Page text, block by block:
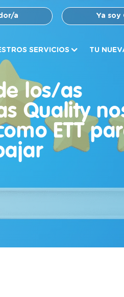
a Ya soy
SERVICIOS TU
los/as
Quality
ETT